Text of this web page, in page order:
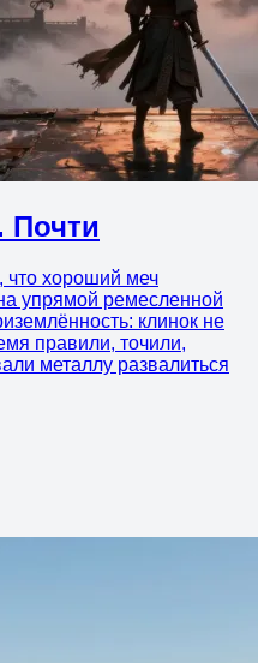
Почти
что хороший меч
упрямой ремесленной
клинок не
правили, точили,
металлу развалиться